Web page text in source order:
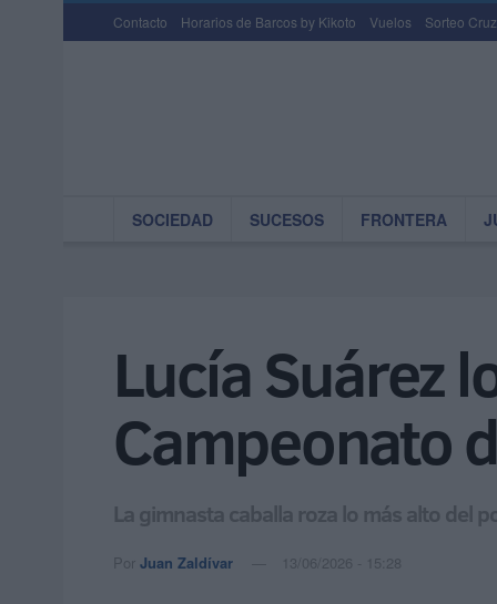
Contacto Horarios de Barcos by Kikoto Vuelos Sorteo
SOCIEDAD SUCESOS FRONTERA
Lucía Suárez
Campeonato
La gimnasta caballa roza lo más alto del
Por Juan Zaldívar 13/06/2026 - 15:28